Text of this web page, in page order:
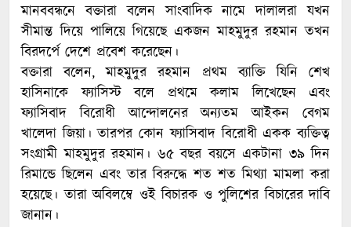
মানববন্ধনে বক্তারা বলেন সাংবাদিক নামে দালালরা যখন
সীমান্ত দিয়ে পালিয়ে গিয়েছে একজন মাহমুদুর রহমান তখন
বিরদর্পে দেশে প্রবেশ করেছেন।
বক্তারা বলেন, মাহমুদুর রহমান প্রথম ব্যাক্তি যিনি শেখ
হাসিনাকে ফ্যাসিস্ট বলে প্রথমে কলাম লিখেছেন এবং
ফ্যাসিবাদ বিরোধী আন্দোলনের অন্যতম আইকন বেগম
খালেদা জিয়া। তারপর কোন ফ্যাসিবাদ বিরোধী একক ব্যক্তিত্ব
সংগ্রামী মাহমুদুর রহমান। ৬৫ বছর বয়সে একটানা ৩৯ দিন
রিমান্ডে ছিলেন এবং তার বিরুদ্ধে শত শত মিথ্যা মামলা করা
হয়েছে। তারা অবিলম্বে ওই বিচারক ও পুলিশের বিচারের দাবি
জানান।